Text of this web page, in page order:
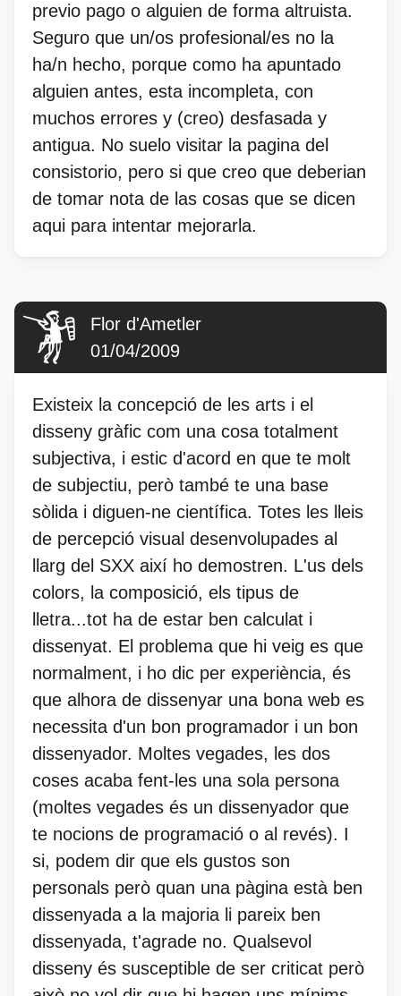
previo pago o alguien de forma altruista.
Seguro que un/os profesional/es no la
ha/n hecho, porque como ha apuntado
alguien antes, esta incompleta, con
muchos errores y (creo) desfasada y
antigua. No suelo visitar la pagina del
consistorio, pero si que creo que deberian
de tomar nota de las cosas que se dicen
aqui para intentar mejorarla.
Flor d'Ametler
01/04/2009
Existeix la concepció de les arts i el
disseny gràfic com una cosa totalment
subjectiva, i estic d'acord en que te molt
de subjectiu, però també te una base
sòlida i diguen-ne científica. Totes les lleis
de percepció visual desenvolupades al
llarg del SXX així ho demostren. L'us dels
colors, la composició, els tipus de
lletra...tot ha de estar ben calculat i
dissenyat. El problema que hi veig es que
normalment, i ho dic per experiència, és
que alhora de dissenyar una bona web es
necessita d'un bon programador i un bon
dissenyador. Moltes vegades, les dos
coses acaba fent-les una sola persona
(moltes vegades és un dissenyador que
te nocions de programació o al revés). I
si, podem dir que els gustos son
personals però quan una pàgina està ben
dissenyada a la majoria li pareix ben
dissenyada, t'agrade no. Qualsevol
disseny és susceptible de ser criticat però